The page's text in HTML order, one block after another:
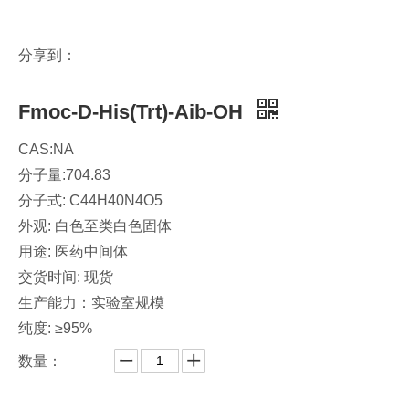
分享到：
Fmoc-D-His(Trt)-Aib-OH
CAS:NA
分子量:704.83
分子式: C44H40N4O5
外观: 白色至类白色固体
用途: 医药中间体
交货时间: 现货
生产能力：实验室规模
纯度: ≥95%
数量：